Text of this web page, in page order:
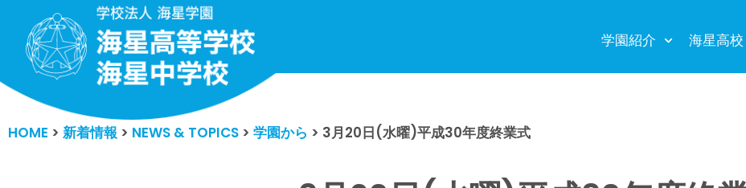
コ
テ
ツ
学園紹介 海星高校
HOME > 新着情報> NEWS & TOPICS > 学園から > 3月20日(水曜)平成30年度終業式